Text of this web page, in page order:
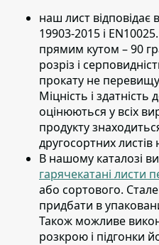
наш лист
19903-2015 і EN10025.
прямим кутом – 90
розріз і
прокату не
Міцність і здатність
оцінюються у всіх
продукту
другосортних
В нашому каталозі
гарячекатані листи
або сортового.
придбати в
Також можливе
розкрою і підгонки